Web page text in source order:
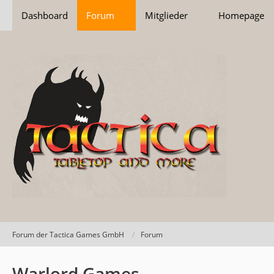
Dashboard Forum Mitglieder Homepage
Forum der Tactica Games GmbH Forum